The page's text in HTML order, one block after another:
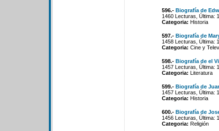
596.- Biografía de
1460 Lecturas, Última:
Categoria: Historia
597.- Biografía de
1458 Lecturas, Última:
Categoria: Cine y
598.- Biografía de el
1457 Lecturas, Última:
Categoria: Literatura
599.- Biografía de
1457 Lecturas, Última:
Categoria: Historia
600.- Biografía de
1456 Lecturas, Última:
Categoria: Religión